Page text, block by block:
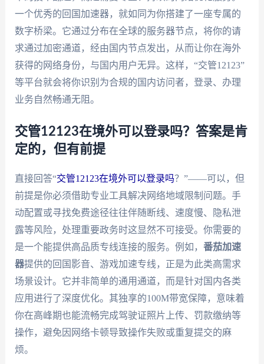
一个优秀的回国加速器，就如同为你搭建了一座专属的
数字桥梁。它通过分布在全球的服务器节点，将你的请
求通过加密通道，经由国内节点发出，从而让你在海外
获得的网络身份，与国内用户无异。这样，“交管12123”
等平台就会将你识别为合规的国内访问者，登录、办理
业务自然畅通无阻。
交管12123在境外可以登录吗？答案是肯
定的，但有前提
直接回答“交管12123在境外可以登录吗？”——可以，但
前提是你必须借助专业工具解决网络地域限制问题。手
动配置或寻找免费途径往往伴随断线、速度慢、隐私泄
露等风险，处理重要政务时这显然不可接受。你需要的
是一个能提供高品质专线连接的服务。例如， 番茄加速
器提供的回国影音、游戏加速专线，正是为此类高需求
场景设计。它并非简单的通用通道，而是针对国内各类
应用进行了深度优化。其独享的100M带宽保障，意味着
你在高峰期也能流畅完成驾驶证照片上传、罚款缴纳等
操作，避免因网络卡顿导致操作失败或重复提交的麻
烦。